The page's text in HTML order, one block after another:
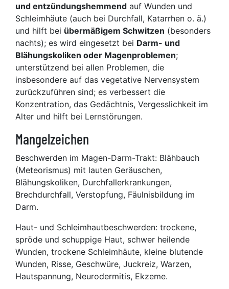
und entzündungshemmend auf Wunden und
Schleimhäute (auch bei Durchfall, Katarrhen o. ä.)
und hilft bei übermäßigem Schwitzen (besonders
nachts); es wird eingesetzt bei Darm- und
Blähungskoliken oder Magenproblemen;
unterstützend bei allen Problemen, die
insbesondere auf das vegetative Nervensystem
zurückzuführen sind; es verbessert die
Konzentration, das Gedächtnis, Vergesslichkeit im
Alter und hilft bei Lernstörungen.
Mangelzeichen
Beschwerden im Magen-Darm-Trakt: Blähbauch
(Meteorismus) mit lauten Geräuschen,
Blähungskoliken, Durchfallerkrankungen,
Brechdurchfall, Verstopfung, Fäulnisbildung im
Darm.
Haut- und Schleimhautbeschwerden: trockene,
spröde und schuppige Haut, schwer heilende
Wunden, trockene Schleimhäute, kleine blutende
Wunden, Risse, Geschwüre, Juckreiz, Warzen,
Hautspannung, Neurodermitis, Ekzeme.